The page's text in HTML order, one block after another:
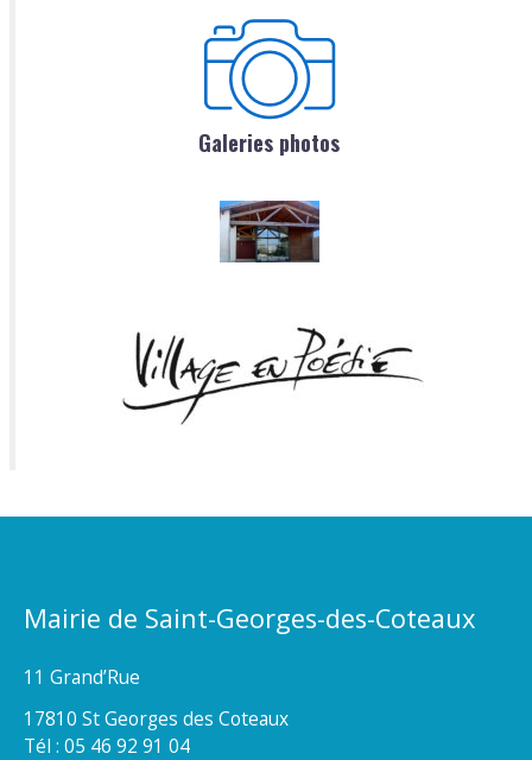
Galeries photos
Mairie de Saint-Georges-des-Coteaux
11 Grand’Rue
17810 St Georges des Coteaux
Tél : 05 46 92 91 04